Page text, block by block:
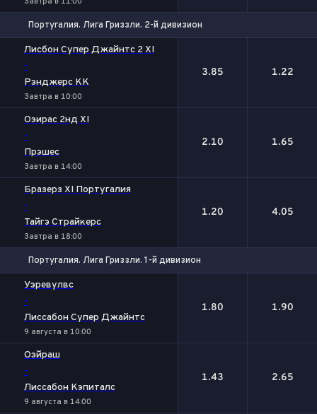
Португалия. Лига Гриззли. 2-й дивизион
Лисбон Супер Джайнтс 2 XI
-
Рэнджерс КК
Завтра в 10:00
3.85 1.22
Оэирас 2нд XI
-
Прэшес
Завтра в 14:00
2.10 1.65
Бразерз XI Португалия
-
Тайгэ Страйкерс
Завтра в 18:00
1.20 4.05
Португалия. Лига Гриззли. 1-й дивизион
Уэревулвс
-
Лиссабон Супер Джайнтс
9 августа в 10:00
1.80 1.90
Оэйраш
-
Лиссабон Кэпиталс
9 августа в 14:00
1.43 2.65